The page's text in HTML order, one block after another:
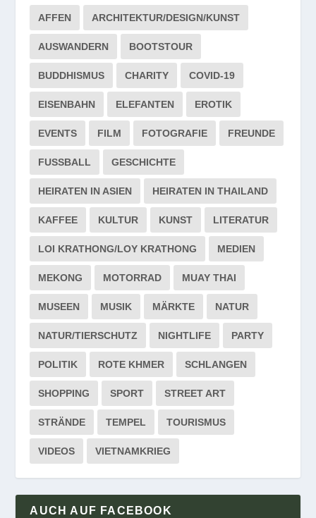
AFFEN ARCHITEKTUR/DESIGN/KUNST
AUSWANDERN BOOTSTOUR
BUDDHISMUS CHARITY COVID-19
EISENBAHN ELEFANTEN EROTIK
EVENTS FILM FOTOGRAFIE FREUNDE
FUSSBALL GESCHICHTE
HEIRATEN IN ASIEN HEIRATEN IN THAILAND
KAFFEE KULTUR KUNST LITERATUR
LOI KRATHONG/LOY KRATHONG MEDIEN
MEKONG MOTORRAD MUAY THAI
MUSEEN MUSIK MÄRKTE NATUR
NATUR/TIERSCHUTZ NIGHTLIFE PARTY
POLITIK ROTE KHMER SCHLANGEN
SHOPPING SPORT STREET ART
STRÄNDE TEMPEL TOURISMUS
VIDEOS VIETNAMKRIEG
AUCH AUF FACEBOOK